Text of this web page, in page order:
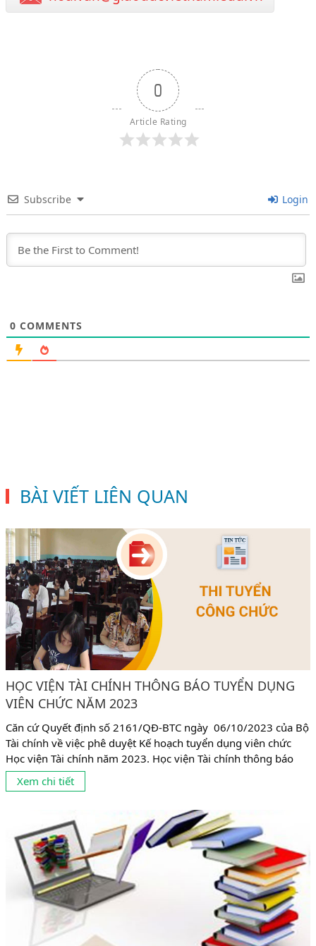
0
Article Rating
Subscribe Login
0 COMMENTS
BÀI VIẾT LIÊN QUAN
HỌC VIỆN TÀI CHÍNH THÔNG BÁO TUYỂN DỤNG
VIÊN CHỨC NĂM 2023
Căn cứ Quyết định số 2161/QĐ-BTC ngày 06/10/2023 của Bộ
Tài chính về việc phê duyệt Kế hoạch tuyển dụng viên chức
Học viện Tài chính năm 2023. Học viện Tài chính thông báo
tuyển dụng viên chức cụ thể như sau: 1. Chỉ tiêu tuyển dụng:
Tuyển dụng 63 chỉ tiêu giảng viên và 06 chỉ tiêu bao gồm:
Xem chi tiết